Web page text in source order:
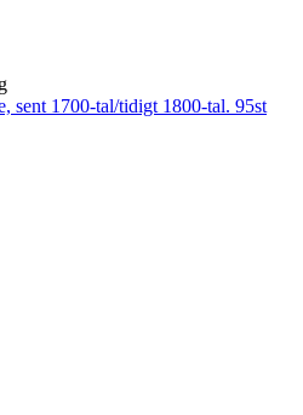
sent 1700-tal/tidigt 1800-tal. 95st